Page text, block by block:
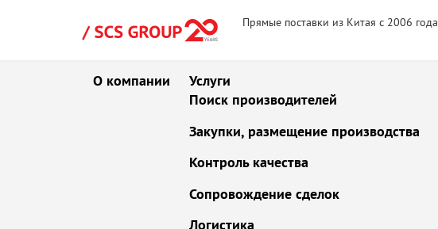
Прямые поставки из Китая с 2006 года
О компании
Услуги
Поиск производителей
Закупки, размещение производства
Контроль качества
Сопровождение сделок
Логистика